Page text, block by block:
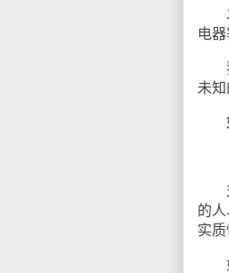
发
电
我
未知
对
的
实质
如